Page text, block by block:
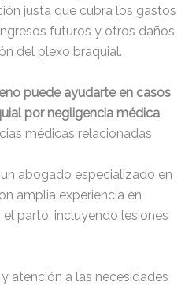
justa que cubra los gastos
futuros y otros daños
del plexo braquial.
puede ayudarte en casos
por negligencia médica
médicas relacionadas
abogado especializado en
amplia experiencia en
parto, incluyendo lesiones
atención a las necesidades